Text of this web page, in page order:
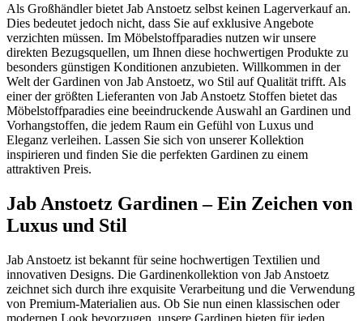
Als Großhändler bietet Jab Anstoetz selbst keinen Lagerverkauf an.
Dies bedeutet jedoch nicht, dass Sie auf exklusive Angebote
verzichten müssen. Im Möbelstoffparadies nutzen wir unsere
direkten Bezugsquellen, um Ihnen diese hochwertigen Produkte zu
besonders günstigen Konditionen anzubieten. Willkommen in der
Welt der Gardinen von Jab Anstoetz, wo Stil auf Qualität trifft. Als
einer der größten Lieferanten von Jab Anstoetz Stoffen bietet das
Möbelstoffparadies eine beeindruckende Auswahl an Gardinen und
Vorhangstoffen, die jedem Raum ein Gefühl von Luxus und
Eleganz verleihen. Lassen Sie sich von unserer Kollektion
inspirieren und finden Sie die perfekten Gardinen zu einem
attraktiven Preis.
Jab Anstoetz Gardinen – Ein Zeichen von
Luxus und Stil
Jab Anstoetz ist bekannt für seine hochwertigen Textilien und
innovativen Designs. Die Gardinenkollektion von Jab Anstoetz
zeichnet sich durch ihre exquisite Verarbeitung und die Verwendung
von Premium-Materialien aus. Ob Sie nun einen klassischen oder
modernen Look bevorzugen, unsere Gardinen bieten für jeden